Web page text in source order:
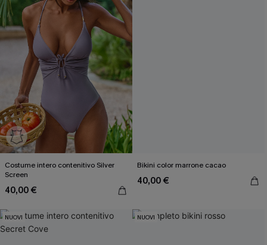
Costume intero contenitivo Silver
Screen
40,00 €
Bikini color marrone cacao
40,00 €
NUOVI NUOVI